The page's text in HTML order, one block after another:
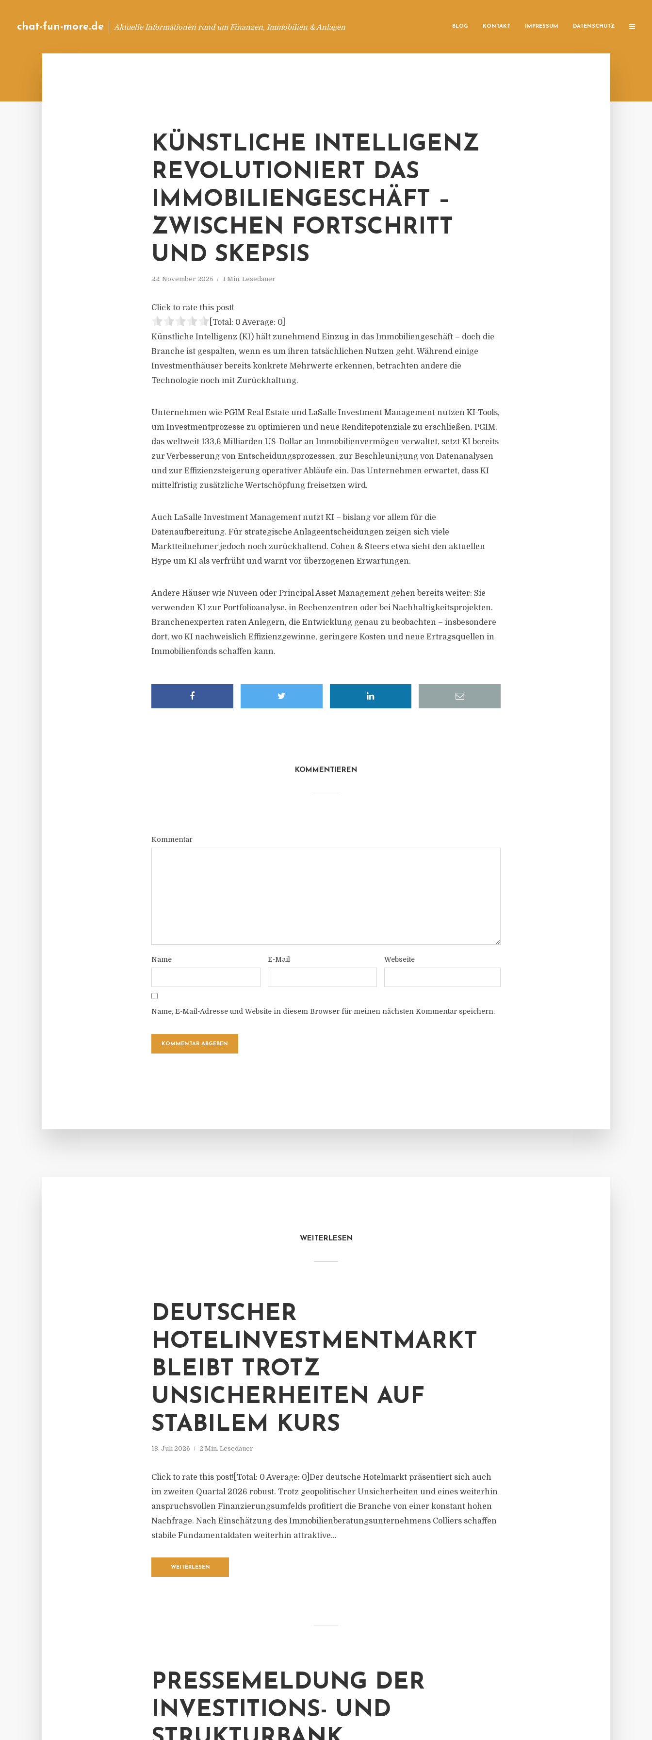
chat-fun-more.de Aktuelle Informationen rund um Finanzen, Immobilien & Anlagen BLOG KONTAKT IMPRESSUM DATENSCHUTZ
KÜNSTLICHE INTELLIGENZ
REVOLUTIONIERT DAS
IMMOBILIENGESCHÄFT –
ZWISCHEN FORTSCHRITT
UND SKEPSIS
22. November 2025 1 Min. Lesedauer
Click to rate this post!
[Total: 0 Average: 0
Künstliche Intelligenz (KI) hält zunehmend Einzug in das Immobiliengeschäft – doch die
Branche ist gespalten, wenn es um ihren tatsächlichen Nutzen geht. Während einige
Investmenthäuser bereits konkrete Mehrwerte erkennen, betrachten andere die
Technologie noch mit Zurückhaltung.
Unternehmen wie PGIM Real Estate und LaSalle Investment Management nutzen KI-Tools,
um Investmentprozesse zu optimieren und neue Renditepotenziale zu erschließen. PGIM,
das weltweit 133,6 Milliarden US-Dollar an Immobilienvermögen verwaltet, setzt KI bereits
zur Verbesserung von Entscheidungsprozessen, zur Beschleunigung von Datenanalysen
und zur Effizienzsteigerung operativer Abläufe ein. Das Unternehmen erwartet, dass KI
mittelfristig zusätzliche Wertschöpfung freisetzen wird.
Auch LaSalle Investment Management nutzt KI – bislang vor allem für die
Datenaufbereitung. Für strategische Anlageentscheidungen zeigen sich viele
Marktteilnehmer jedoch noch zurückhaltend. Cohen & Steers etwa sieht den aktuellen
Hype um KI als verfrüht und warnt vor überzogenen Erwartungen.
Andere Häuser wie Nuveen oder Principal Asset Management gehen bereits weiter: Sie
verwenden KI zur Portfolioanalyse, in Rechenzentren oder bei Nachhaltigkeitsprojekten.
Branchenexperten raten Anlegern, die Entwicklung genau zu beobachten – insbesondere
dort, wo KI nachweislich Effizienzgewinne, geringere Kosten und neue Ertragsquellen in
Immobilienfonds schaffen kann.
KOMMENTIEREN
Kommentar
Name E-Mail Webseite
Name, E-Mail-Adresse und Website in diesem Browser für meinen nächsten Kommentar speichern.
WEITERLESEN
DEUTSCHER
HOTELINVESTMENTMARKT
BLEIBT TROTZ
UNSICHERHEITEN AUF
STABILEM KURS
18. Juli 2026 2 Min. Lesedauer
Click to rate this post![Total: 0 Average: 0]Der deutsche Hotelmarkt präsentiert sich auch
im zweiten Quartal 2026 robust. Trotz geopolitischer Unsicherheiten und eines weiterhin
anspruchsvollen Finanzierungsumfelds profitiert die Branche von einer konstant hohen
Nachfrage. Nach Einschätzung des Immobilienberatungsunternehmens Colliers schaffen
stabile Fundamentaldaten weiterhin attraktive...
WEITERLESEN
PRESSEMELDUNG DER
INVESTITIONS- UND